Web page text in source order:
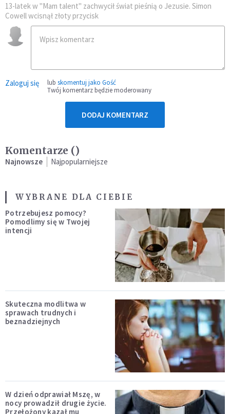
13-latek w "Mam talent" zachwycił świat pieśnią o Jezusie. Simon
Cowell wcisnął złoty przycisk
Zaloguj się lub skomentuj jako Gość
Twój komentarz będzie moderowany
DODAJ KOMENTARZ
Komentarze ()
Najnowsze Najpopularniejsze
WYBRANE DLA CIEBIE
Potrzebujesz pomocy?
Pomodlimy się w Twojej
intencji
Skuteczna modlitwa w
sprawach trudnych i
beznadziejnych
W dzień odprawiał Mszę, w
nocy prowadził drugie życie.
Przełożony kazał mu